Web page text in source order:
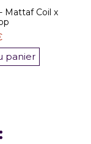
Mattaf Coil x
panier